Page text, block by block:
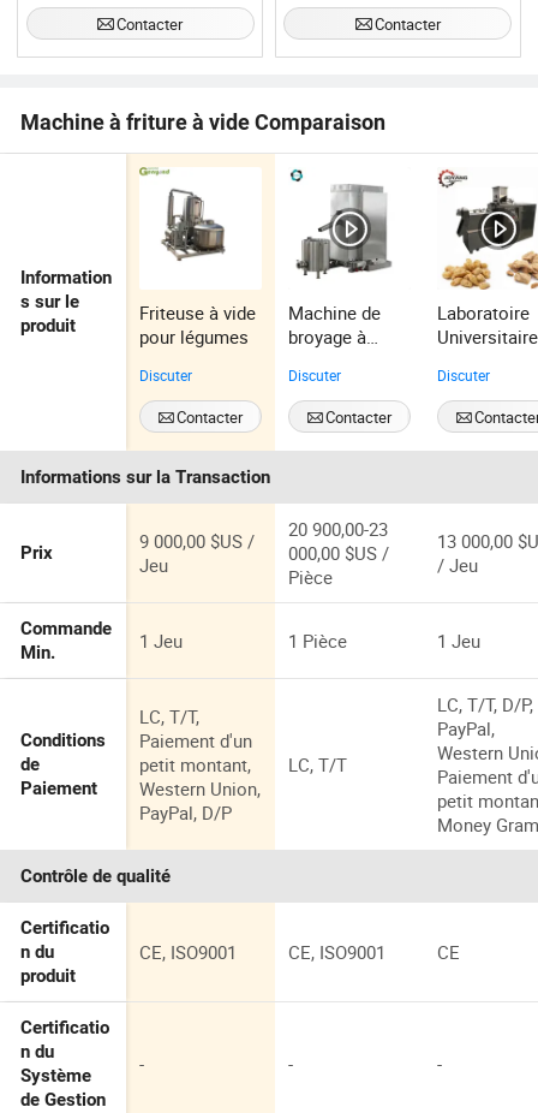
Contacter Contacter
Machine à friture à vide Comparaison
Information
s sur le
produit
Friteuse à vide
pour légumes
Discuter
Contacter
Machine de
broyage à
chocolat Gusu
premium pour
un traitement
lisse
Discuter
Contacter
Laboratoire
Universitaire
Alimentaire
Extrudeuse
Discuter
Informations sur la Transaction
Prix
9 000,00 $US /
Jeu
20 900,00-23
000,00 $US /
Pièce
13 000,00
/ Jeu
Commande
Min.
1 Jeu 1 Pièce 1 Jeu
Conditions
de
Paiement
LC, T/T,
Paiement d'un
petit montant,
Western Union,
PayPal, D/P
LC, T/T
LC, T/T, D/P,
PayPal,
Western
Paiement
petit
Money
Contrôle de qualité
Certificatio
n du
produit
CE, ISO9001 CE, ISO9001 CE
Certificatio
n du
Système
de Gestion
- - -